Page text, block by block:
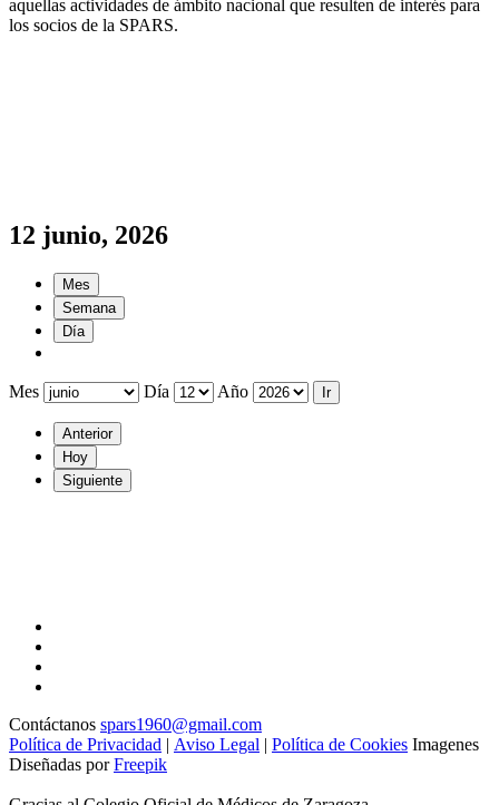
aquellas actividades de ámbito nacional que resulten de interés para
los socios de la SPARS.
12 junio, 2026
Mes
Semana
Día
Mes Día Año
Anterior
Hoy
Siguiente
Contáctanos spars1960@gmail.com
Política de Privacidad | Aviso Legal | Política de Cookies Imagenes
Diseñadas porFreepik